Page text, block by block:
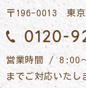
〒196-0013 東京
0120-
営業時間 / 8:00
までご対応いたし